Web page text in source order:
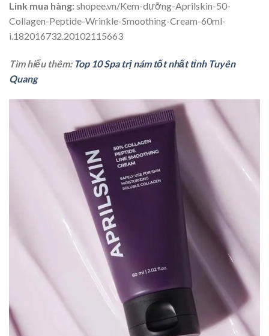
Link mua hàng:shopee.vn/Kem-dưỡng-Aprilskin-50-
Collagen-Peptide-Wrinkle-Smoothing-Cream-60ml-
i.182016732.20102115663
Tìm hiểu thêm: Top 10 Spa trị nám tốt nhất tỉnh Tuyên
Quang